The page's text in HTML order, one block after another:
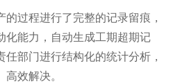
过程进行了完整的记录留痕，
化能力，自动生成工期超期记
部门进行结构化的统计分析，
效解决。